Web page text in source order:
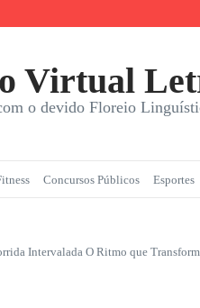
Definitiva para Ganhar Massa com
e Nutrição
Virtual
o devido Floreio
Concursos Públicos Esportes
Intervalada O Ritmo que